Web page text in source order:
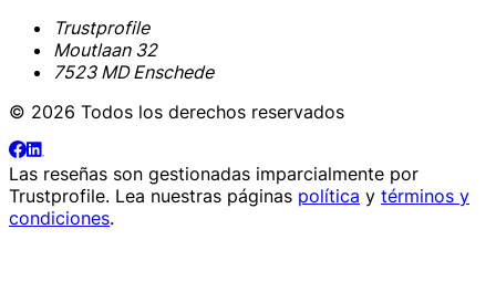
Trustprofile
Moutlaan 32
7523 MD Enschede
© 2026 Todos los derechos reservados
Las reseñas son gestionadas imparcialmente por
Trustprofile. Lea nuestras páginas política y términos y
condiciones.